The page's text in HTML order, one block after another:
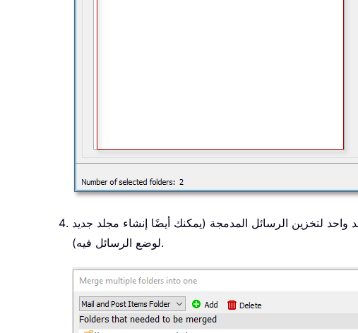
واحد لتخزين الرسائل المدمجة (يمكنك أيضًا إنشاء مجلد جديد
لوضع الرسائل فيه).